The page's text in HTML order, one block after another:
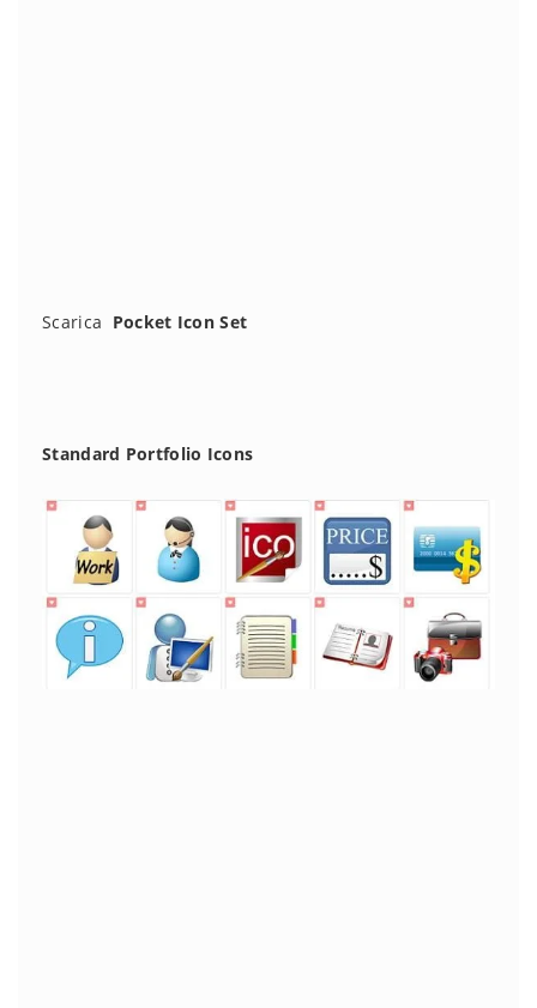
Scarica Pocket Icon Set
Standard Portfolio Icons